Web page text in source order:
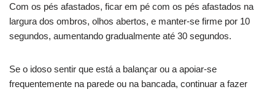
Com os pés afastados, ficar em pé com os pés afastados na
largura dos ombros, olhos abertos, e manter-se firme por 10
segundos, aumentando gradualmente até 30 segundos.
Se o idoso sentir que está a balançar ou a apoiar-se
frequentemente na parede ou na bancada, continuar a fazer